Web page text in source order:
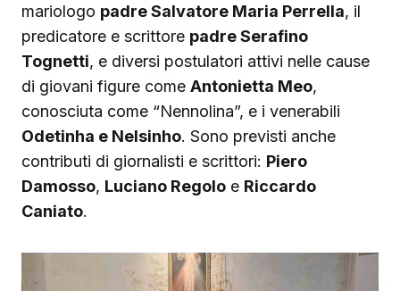
mariologo padre Salvatore Maria Perrella, il
predicatore e scrittore padre Serafino
Tognetti, e diversi postulatori attivi nelle cause
di giovani figure come Antonietta Meo,
conosciuta come “Nennolina”, e i venerabili
Odetinha e Nelsinho. Sono previsti anche
contributi di giornalisti e scrittori: Piero
Damosso, Luciano Regolo e Riccardo
Caniato.